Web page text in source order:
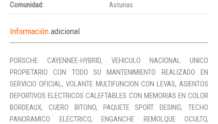
Comunidad:
Asturias
Información adicional
PORSCHE CAYENNEE-HYBRID, VEHICULO NACIONAL UNICO
PROPIETARIO CON TODO SU MANTENIMIENTO REALIZADO EN
SERVICIO OFICIAL, VOLANTE MULTIFUNCION CON LEVAS, ASIENTOS
DEPORTIVOS ELECTRICOS CALEFTABLES CON MEMORIAS EN COLOR
BORDEAUX, CUERO BITONO, PAQUETE SPORT DESING, TECHO
PANORAMICO ELECTRICO, ENGANCHE REMOLQUE OCULTO,